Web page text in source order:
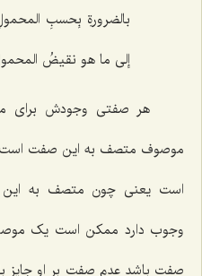
بالضرورةِ بِحسبِ
إلى ما هو نقیضُ
هر صفتی وجودش برای
موصوف متصف به این صفت
است یعنی چون متصف به
وجوب دارد ممکن است یک
صفت باشد عدم صفت بر او